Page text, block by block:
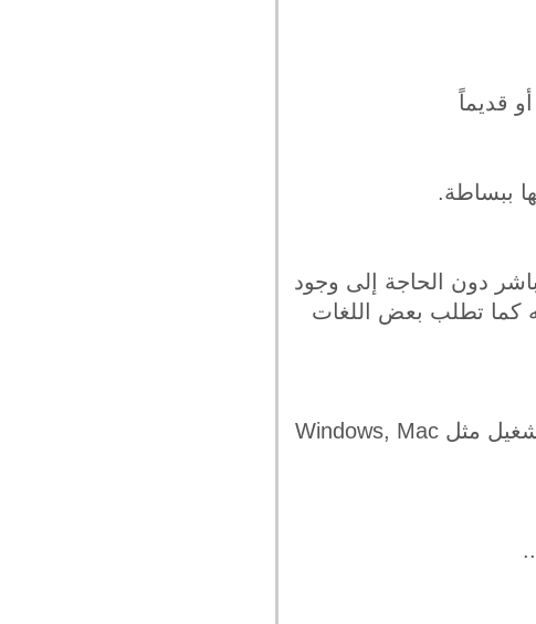
قديماً
ببساطة.
دون الحاجة إلى وجود
كما تطلب بعض اللغات
البرامج الذي تنشأ بواسطة لغة بايثون وتعمل على كما على أهم أنظمة التشغيل مثل Windows, Mac